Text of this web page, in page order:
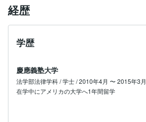
経歴
学歴
慶應義塾大学
法学部法律学科 / 学士 / 2010年4月 〜 2015年3月
在学中にアメリカの大学へ1年間留学